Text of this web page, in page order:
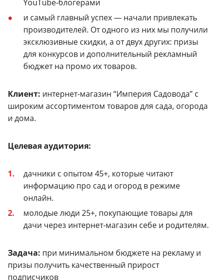
YouTube-блогерами
и самый главный успех — начали привлекать
производителей. От одного из них мы получили
эксклюзивные скидки, а от двух других: призы
для конкурсов и дополнительный рекламный
бюджет на промо их товаров.
Клиент: интернет-магазин “Империя Садовода” с
широким ассортиментом товаров для сада, огорода
и дома.
Целевая аудитория:
дачники с опытом 45+, которые читают
информацию про сад и огород в режиме
онлайн.
молодые люди 25+, покупающие товары для
дачи через интернет-магазин себе и родителям.
Задача: при минимальном бюджете на рекламу и
призы получить качественный прирост
подписчиков